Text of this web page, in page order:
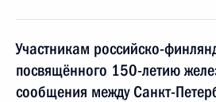
Участникам российско-
посвящённого 150-летию
сообщения между Санкт-